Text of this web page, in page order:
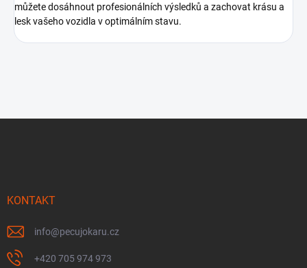
můžete dosáhnout profesionálních výsledků a zachovat krásu a
lesk vašeho vozidla v optimálním stavu.
KONTAKT
info@pecujokaru.cz
+420 705 974 973